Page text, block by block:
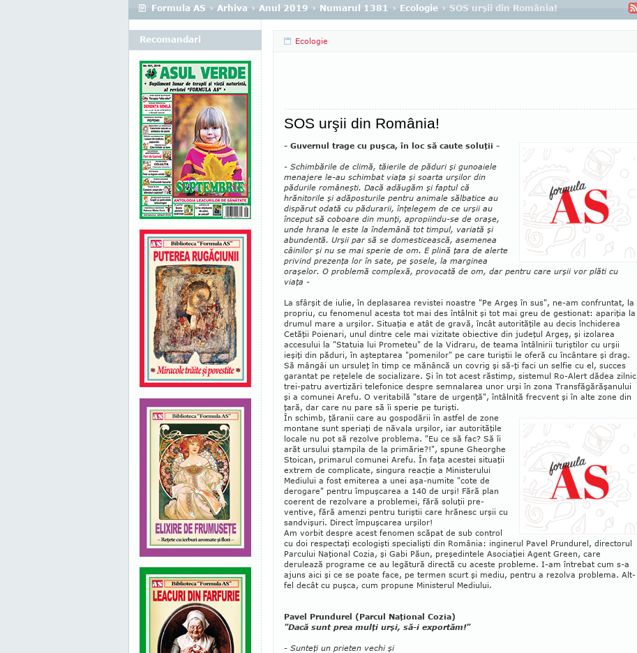
Formula AS › Arhiva › Anul 2019 › Numarul 1381 › Ecologie › SOS urşii din România!
Ecologie
SOS urşii din România!
- Guvernul trage cu puşca, în loc să caute soluţii -
- Schimbările de climă, tăierile de păduri şi gunoaiele
menajere le-au schimbat viaţa şi soarta urşilor din
pădurile româneşti. Dacă adăugăm şi faptul că
hrănitorile şi adăposturile pentru animale săl­batice au
dispărut odată cu pădurarii, înţelegem de ce urşii au
înce­put să coboare din munţi, apropiindu-se de oraşe,
unde hrana le este la îndemână tot timpul, variată şi
abundentă. Urşii par să se domes­ticească, asemenea
câinilor şi nu se mai sperie de om. E plină ţara de alerte
privind prezenţa lor în sate, pe şosele, la marginea
oraşelor. O problemă complexă, provocată de om, dar pentru care urşii vor plăti cu
viaţa -
La sfârşit de iulie, în deplasarea revistei noastre "Pe Argeş în sus", ne-am con­frun­tat, la
propriu, cu fenomenul acesta tot mai des întâlnit şi tot mai greu de gestionat: apariţia la
drumul mare a urşilor. Situaţia e atât de gravă, încât autorităţile au decis închiderea
Cetăţii Poienari, unul dintre cele mai vizitate obiective din judeţul Argeş, şi izolarea
accesului la "Statuia lui Prometeu" de la Vi­draru, de teama în­tâlnirii turiştilor cu urşii
ieşiţi din păduri, în aş­tep­ta­rea "pome­nilor" pe care turiştii le oferă cu încântare şi drag.
Să mângâi un ursuleţ în timp ce mănâncă un covrig şi să-ţi faci un selfie cu el, suc­ces
garantat pe reţelele de socia­li­zare. Şi în tot acest răstimp, sis­te­mul Ro-Alert dă­dea zilnic
trei-patru avertizări telefonice despre sem­nalarea unor urşi în zona Trans­fă­gărăşanului
şi a comunei Arefu. O veritabilă "sta­re de urgenţă", întâlnită frecvent şi în alte zone din
ţară, dar care nu pare să îi sperie pe turişti.
În schimb, ţăranii care au gospodării în astfel de zone
montane sunt speriaţi de năvala urşilor, iar autorităţile
locale nu pot să rezolve problema. "Eu ce să fac? Să îi
arăt ursului ştampila de la pri­mărie?!", spune Gheorghe
Stoican, primarul co­mu­nei Arefu. În faţa acestei situaţii
extrem de complicate, singura reacţie a Ministerului
Mediului a fost emiterea a unei aşa-numite "cote de
dero­gare" pentru împuşcarea a 140 de urşi! Fără plan
coerent de rezolvare a problemei, fără soluţii pre­
ventive, fără amenzi pentru turiştii care hrănesc urşii cu
sandvişuri. Direct împuşcarea urşilor!
Am vorbit despre acest fenomen scăpat de sub control
cu doi respectaţi ecologişti specialişti din România: inginerul Pavel Prundurel, directorul
Par­cului Naţional Cozia, şi Gabi Păun, preşe­din­tele Asociaţiei Agent Green, care
derulează progra­me ce au legătură directă cu aceste probleme. I-am întrebat cum s-a
ajuns aici şi ce se poate face, pe ter­men scurt şi mediu, pentru a rezolva problema. Alt­
fel decât cu puşca, cum propune Ministerul Mediului.
Pavel Prundurel (Parcul Naţional Cozia)
"Dacă sunt prea mulţi urşi, să-i exportăm!"
- Sunteţi un prieten vechi şi
Recomandari